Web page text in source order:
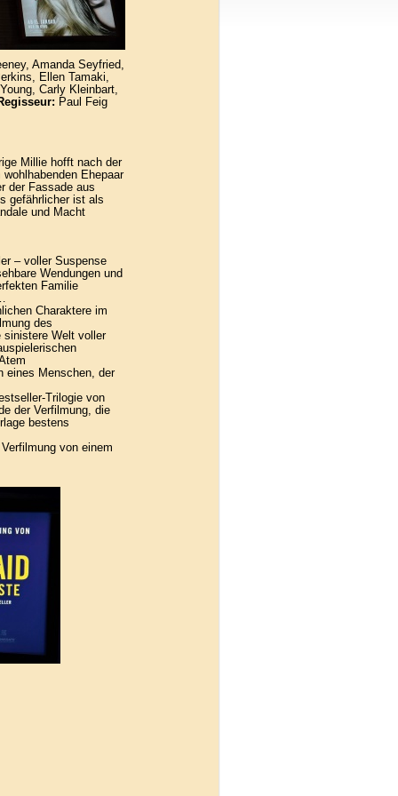
Amanda Seyfried,
Ellen Tamaki,
Carly Kleinbart,
Paul Feig
Millie hofft nach der
Ehepaar
der Fassade aus
gefährlicher ist als
und Macht
– voller Suspense
Wendungen und
Familie
Charaktere im
des
sinistere Welt voller
eines Menschen, der
Trilogie von
der Verfilmung, die
bestens
von einem